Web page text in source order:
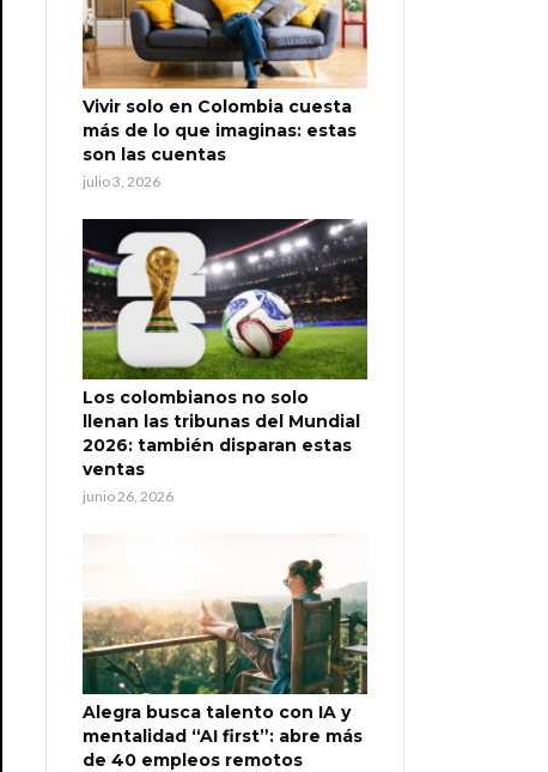
Vivir solo en Colombia cuesta
más de lo que imaginas: estas
son las cuentas
julio 3, 2026
Los colombianos no solo
llenan las tribunas del Mundial
2026: también disparan estas
ventas
junio 26, 2026
Alegra busca talento con IA y
mentalidad “AI first”: abre más
de 40 empleos remotos